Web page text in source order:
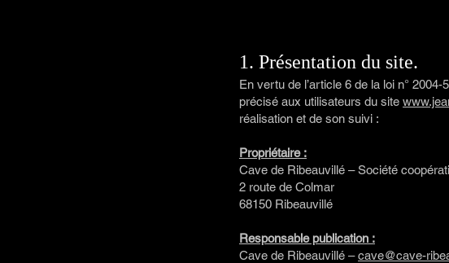
1. Présentation du site.
En vertu de l’article 6 de la loi n°
précisé aux utilisateurs du site
réalisation et de son suivi :
Propriétaire :
Cave de Ribeauvillé – Société
2 route de Colmar
68150 Ribeauvillé
Responsable publication :
Cave de Ribeauvillé –cave@cave-